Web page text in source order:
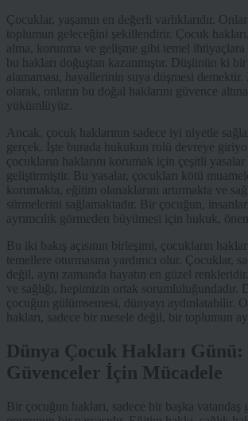
Çocuklar, yaşamın en değerli varlıklarıdır.
toplumun geleceğini şekillendirir. Çocuk
alma, korunma ve gelişme gibi temel ihtiyaçlara
bu hakları doğuştan kazanmıştır. Düşünün ki
alamaması, hayallerinin suya düşmesi demektir.
olarak, onların bu doğal haklarını güvence
yükümlüyüz.
Ancak, çocuk haklarının sadece iyi niyetle
gerçek. İşte burada hukukun rolü devreye
çocukların haklarını korumak için çeşitli
geliştirmiştir. Bu yasalar, çocukları kötü
korumakta, eğitim olanaklarını artırmakta ve
sürmelerini sağlamaktadır. Bir çocuğun,
ayrımcılık görmeden büyümesi için hukuk,
Bu iki bakış açısının birleşimi, çocukların
temellere oturmasına yardımcı olur. Çocuklar,
değil, aynı zamanda hayatın en güzel
ve sağlığı, hepimizin ortak sorumluluğundadır.
çocuğun gülümsemesi, dünyayı aydınlatabilir.
hakları, sadece bir mesele değil, bir toplumun
Dünya Çocuk Hakları
Güvenceler İçin Mücadele
Bir çocuğun hakları, sadece bir başka vatandaş